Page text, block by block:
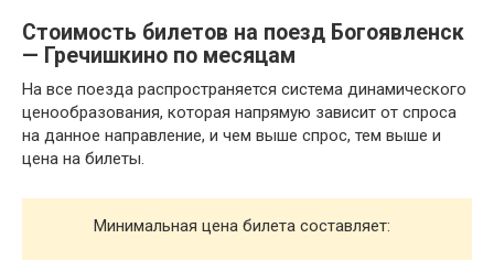
Стоимость билетов на поезд Богоявленск
— Гречишкино по месяцам
На все поезда распространяется система динамического
ценообразования, которая напрямую зависит от спроса
на данное направление, и чем выше спрос, тем выше и
цена на билеты.
Минимальная цена билета составляет: